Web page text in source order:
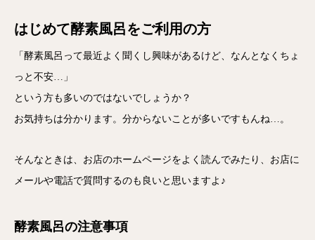
はじめて酵素風呂をご利用の方
「酵素風呂って最近よく聞くし興味があるけど、なんとなくちょ
っと不安…」
という方も多いのではないでしょうか？
お気持ちは分かります。分からないことが多いですもんね…。
そんなときは、お店のホームページをよく読んでみたり、お店に
メールや電話で質問するのも良いと思いますよ♪
酵素風呂の注意事項